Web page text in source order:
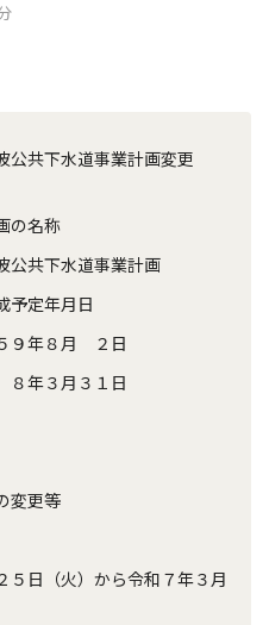
共下水道事業計画変更
の名称
共下水道事業計画
予定年月日
年８月 ２日
年３月３１日
変更等
日（火）から令和７年３月